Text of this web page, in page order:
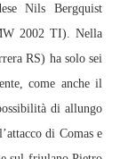
Nils Bergquist
2002 TI). Nella
RS) ha solo sei
come anche il
di allungo
di Comas e